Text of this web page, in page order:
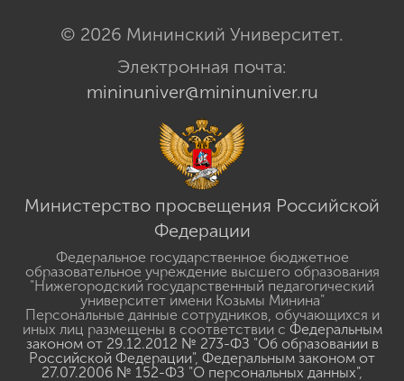
© 2026 Мининский Университет.
Электронная почта:
mininuniver@mininuniver.ru
Министерство просвещения Российской
Федерации
Федеральное государственное бюджетное
образовательное учреждение высшего образования
"Нижегородский государственный педагогический
университет имени Козьмы Минина"
Персональные данные сотрудников, обучающихся и
иных лиц размещены в соответствии с Федеральным
законом от 29.12.2012 № 273-ФЗ "Об образовании в
Российской Федерации", Федеральным законом от
27.07.2006 № 152-ФЗ "О персональных данных",